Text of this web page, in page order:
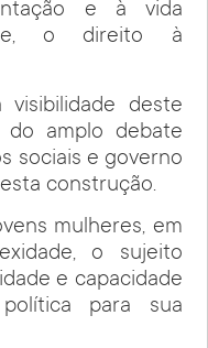
e à vida
o direito à
deste
do amplo debate
sociais e governo
construção.
mulheres, em
o sujeito
e capacidade
para sua